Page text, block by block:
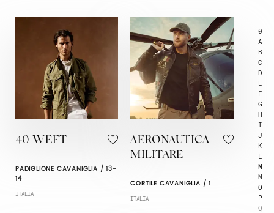
0
A
B
C
D
E
F
G
H
I
J
K
L
M
N
O
P
Q
40 WEFT
PADIGLIONE CAVANIGLIA / 13-
14
ITALIA
AERONAUTICA
MILITARE
CORTILE CAVANIGLIA / 1
ITALIA